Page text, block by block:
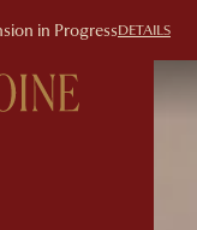
in ProgressDETAILS